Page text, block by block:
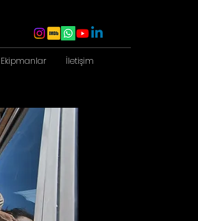
Ekipmanlar İletişim